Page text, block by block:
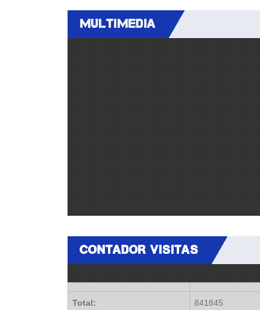
MULTIMEDIA
CONTADOR VISITAS
Total: 841845